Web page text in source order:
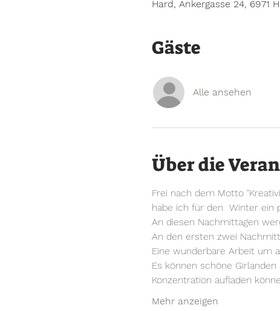
Hard, Ankergasse 24, 6971
Gäste
Alle ansehen
Über die
Frei nach dem Motto
habe ich für den  Winter ein
An diesen Nachmittagen
An den ersten zwei
Eine wunderbare Arbeit um
Es können schöne
Konzentration aufladen
Mehr anzeigen